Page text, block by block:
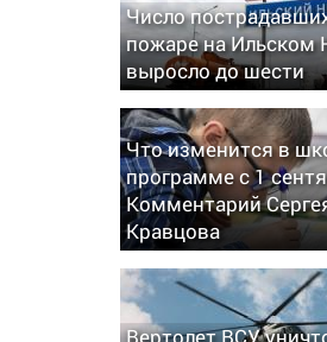
Число
пожаре на Ильском
выросло до шести
Что изменится в
программе с 1
Комментарий
Кравцова
Вертолет ВСУ